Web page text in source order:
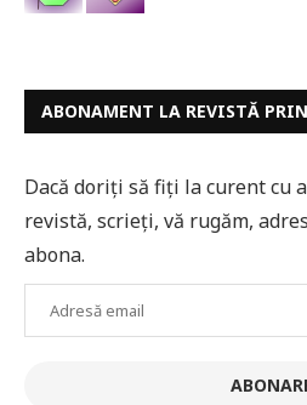
ABONAMENT LA REVISTĂ
Dacă doriți să fiți la curent cu
revistă, scrieți, vă rugăm,
abona.
Adresă